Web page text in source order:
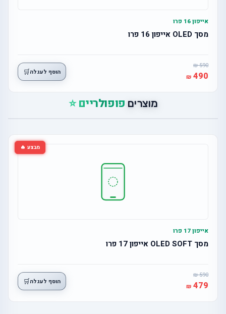
אייפון 16 פרו
מסך OLED אייפון 16 פרו
590
490 הוסף לעגלה🛒
מוצרים פופולריים ⭐
מבצע 🔥
אייפון 17 פרו
מסך OLED SOFT אייפון 17 פרו
590
479 הוסף לעגלה🛒